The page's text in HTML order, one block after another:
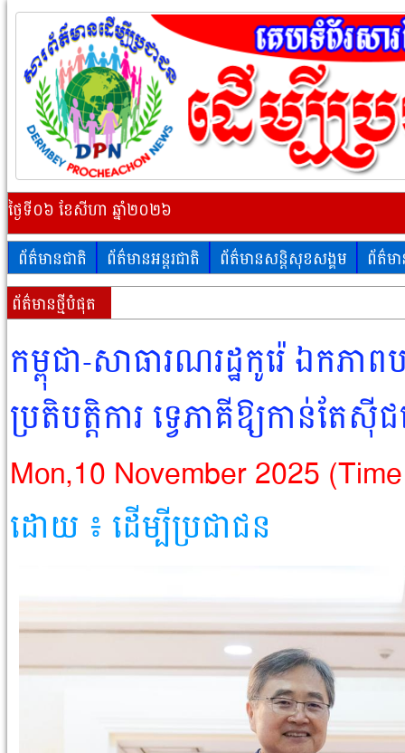
ថ្ងៃទី០៦ ខែសីហា ឆ្នាំ២០២៦
ព័ត៌មានជាតិ
ព័ត៌មានអន្តរជាតិ ព័ត៌មានសន្តិសុខសង្គម
ព័ត៌ម
ព័ត៌មានថ្មីបំផុត
កម្ពុជា-សាធារណរដ្ឋកូរ៉េ ឯកភ
ប្រតិបត្តិការ ទ្វេភាគីឱ្យកាន់តែស៊ី
Mon,10 November 2025
ដោយ ៖ ដើម្បីប្រជាជន